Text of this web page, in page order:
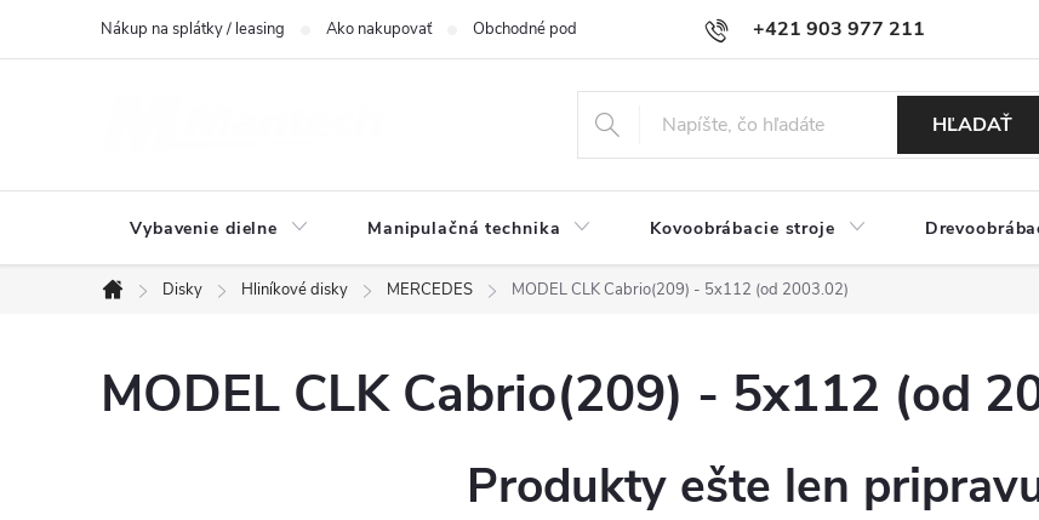
+421 903 977 211
Nákup na splátky / leasing Ako nakupovať Obchodné podmienky Podmienky ochrany osobných údajov
HĽADAŤ
Vybavenie dielne Manipulačná technika Kovoobrábacie stroje
Domov
Disky Hliníkové disky MERCEDES MODEL CLK Cabrio(209) - 5x112 (od 2003.02)
MODEL CLK Cabrio(209) - 5x112 (od
Produkty ešte len